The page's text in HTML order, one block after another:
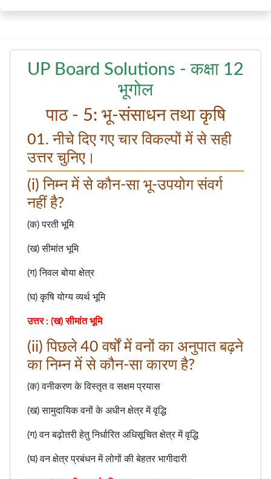
UP Board Solutions - कक्षा 12
भूगोल
पाठ - 5: भू-संसाधन तथा कृषि
01. नीचे दिए गए चार विकल्पों में से सही
उत्तर चुनिए।
(i) निम्न में से कौन-सा भू-उपयोग संवर्ग
नहीं है?
(क) परती भूमि
(ख) सीमांत भूमि
(ग) निवल बोया क्षेत्र
(घ) कृषि योग्य व्यर्थ भूमि
उत्तर : (ख) सीमांत भूमि
(ii) पिछले 40 वर्षों में वनों का अनुपात बढ़ने
का निम्न में से कौन-सा कारण है?
(क) वनीकरण के विस्तृत व सक्षम प्रयास
(ख) सामुदायिक वनों के अधीन क्षेत्र में वृद्धि
(ग) वन बढ़ोतरी हेतु निर्धारित अधिसूचित क्षेत्र में वृद्धि
(घ) वन क्षेत्र प्रबंधन में लोगों की बेहतर भागीदारी